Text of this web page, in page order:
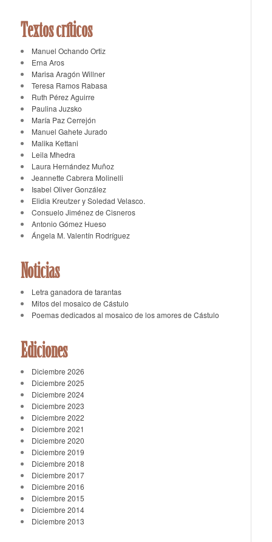
Textos críticos
Manuel Ochando Ortiz
Erna Aros
Marisa Aragón Willner
Teresa Ramos Rabasa
Ruth Pérez Aguirre
Paulina Juzsko
María Paz Cerrejón
Manuel Gahete Jurado
Malika Kettani
Leila Mhedra
Laura Hernández Muñoz
Jeannette Cabrera Molinelli
Isabel Oliver González
Elidia Kreutzer y Soledad Velasco.
Consuelo Jiménez de Cisneros
Antonio Gómez Hueso
Ángela M. Valentín Rodríguez
Noticias
Letra ganadora de tarantas
Mitos del mosaico de Cástulo
Poemas dedicados al mosaico de los amores de Cástulo
Ediciones
Diciembre 2026
Diciembre 2025
Diciembre 2024
Diciembre 2023
Diciembre 2022
Diciembre 2021
Diciembre 2020
Diciembre 2019
Diciembre 2018
Diciembre 2017
Diciembre 2016
Diciembre 2015
Diciembre 2014
Diciembre 2013